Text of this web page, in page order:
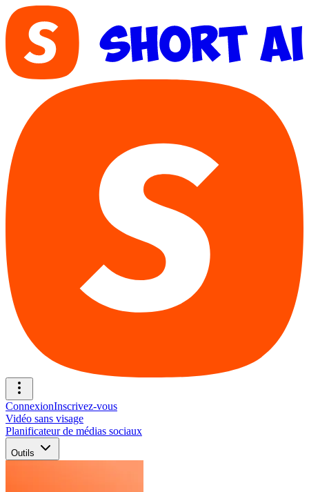
ConnexionInscrivez-vous
Vidéo sans visage
Planificateur de médias sociaux
Outils